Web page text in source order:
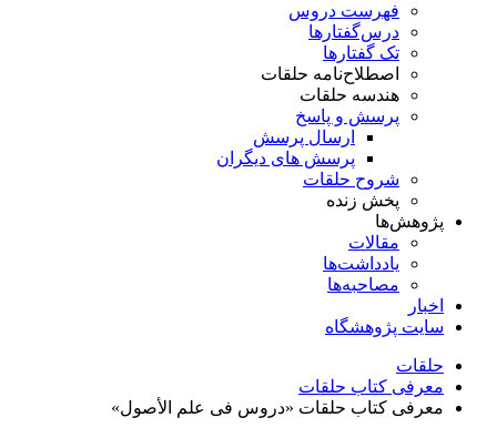
فهرست دروس
درس‌گفتار‌ها
تک گفتارها
اصطلاح‌نامه حلقات
هندسه حلقات
پرسش و پاسخ
ارسال پرسش
پرسش های دیگران
شروح حلقات
پخش زنده
پژوهش‌ها
مقالات
یادداشت‌ها
مصاحبه‌ها
اخبار
سایت پژوهشگاه
حلقات
معرفی کتاب حلقات
معرفی کتاب حلقات «دروس فی علم الأصول»